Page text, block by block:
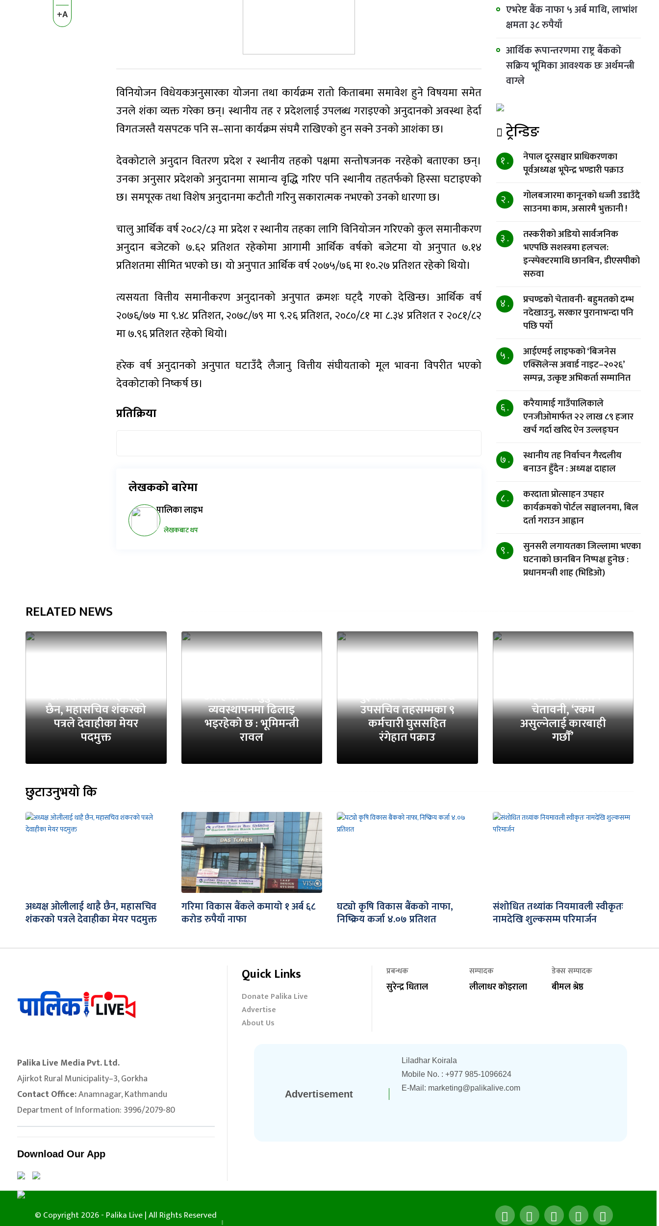
+A
विनियोजन विधेयकअनुसारका योजना तथा कार्यक्रम रातो किताबमा समावेश हुने विषयमा समेत
उनले शंका व्यक्त गरेका छन्। स्थानीय तह र प्रदेशलाई उपलब्ध गराइएको अनुदानको अवस्था हेर्दा
विगतजस्तै यसपटक पनि स–साना कार्यक्रम संघमै राखिएको हुन सक्ने उनको आशंका छ।
देवकोटाले अनुदान वितरण प्रदेश र स्थानीय तहको पक्षमा सन्तोषजनक नरहेको बताएका छन्।
उनका अनुसार प्रदेशको अनुदानमा सामान्य वृद्धि गरिए पनि स्थानीय तहतर्फको हिस्सा घटाइएको
छ। समपूरक तथा विशेष अनुदानमा कटौती गरिनु सकारात्मक नभएको उनको धारणा छ।
चालु आर्थिक वर्ष २०८२/८३ मा प्रदेश र स्थानीय तहका लागि विनियोजन गरिएको कुल समानीकरण
अनुदान बजेटको ७.६२ प्रतिशत रहेकोमा आगामी आर्थिक वर्षको बजेटमा यो अनुपात ७.१४
प्रतिशतमा सीमित भएको छ। यो अनुपात आर्थिक वर्ष २०७५/७६ मा १०.२७ प्रतिशत रहेको थियो।
त्यसयता वित्तीय समानीकरण अनुदानको अनुपात क्रमशः घट्दै गएको देखिन्छ। आर्थिक वर्ष
२०७६/७७ मा ९.४८ प्रतिशत, २०७८/७९ मा ९.२६ प्रतिशत, २०८०/८१ मा ८.३४ प्रतिशत र २०८१/८२
मा ७.९६ प्रतिशत रहेको थियो।
हरेक वर्ष अनुदानको अनुपात घटाउँदै लैजानु वित्तीय संघीयताको मूल भावना विपरीत भएको
देवकोटाको निष्कर्ष छ।
प्रतिक्रिया
लेखकको बारेमा
पालिका लाइभ
लेखकबाट थप
एभरेष्ट बैंक नाफा ५ अर्ब माथि, लाभांश
क्षमता ३८ रुपैयाँ
आर्थिक रूपान्तरणमा राष्ट्र बैंकको
सक्रिय भूमिका आवश्यक छः अर्थमन्त्री
वाग्ले
ट्रेन्डिङ
१ .
नेपाल दूरसञ्चार प्राधिकरणका
पूर्वअध्यक्ष भूपेन्द्र भण्डारी पक्राउ
२ .
गोलबजारमा कानूनको धज्जी उडाउँदै
साउनमा काम, असारमै भुक्तानी !
३ .
तस्करीको अडियो सार्वजनिक
भएपछि सशस्त्रमा हलचल:
इन्स्पेक्टरमाथि छानबिन, डीएसपीको
सरुवा
४ .
प्रचण्डको चेतावनी- बहुमतको दम्भ
नदेखाउनु, सरकार पुरानाभन्दा पनि
पछि पर्यो
५ .
आईएमई लाइफको ‘बिजनेस
एक्सिलेन्स अवार्ड नाइट–२०२६’
सम्पन्न, उत्कृष्ट अभिकर्ता सम्मानित
६ .
करैयामाई गाउँपालिकाले
एनजीओमार्फत २२ लाख ८९ हजार
खर्च गर्दा खरिद ऐन उल्लङ्घन
७ .
स्थानीय तह निर्वाचन गैरदलीय
बनाउन हुँदैन : अध्यक्ष दाहाल
८ .
करदाता प्रोत्साहन उपहार
कार्यक्रमको पोर्टल सञ्चालनमा, बिल
दर्ता गराउन आह्वान
९ .
सुनसरी लगायतका जिल्लामा भएका
घटनाको छानबिन निष्पक्ष हुनेछ :
प्रधानमन्त्री शाह (भिडिओ)
RELATED NEWS
अध्यक्ष ओलीलाई थाहै
छैन, महासचिव शंकरको
पत्रले देवाहीका मेयर
पदमुक्त
असहयोगले सुकुम्वासी
व्यवस्थापनमा ढिलाइ
भइरहेकाे छ : भूमिमन्त्री
रावल
दुई सातामै खरिदारदेखि
उपसचिव तहसम्मका ९
कर्मचारी घुससहित
रंगेहात पक्राउ
बढेपछि समितिको
चेतावनी, ‘रकम
असुल्नेलाई कारबाही
गर्छाैं’
छुटाउनुभयो कि
अध्यक्ष ओलीलाई थाहै छैन, महासचिव
शंकरको पत्रले देवाहीका मेयर पदमुक्त
गरिमा विकास बैंकले कमायो १ अर्ब ६८
करोड रुपैयाँ नाफा
घट्यो कृषि विकास बैंकको नाफा,
निष्क्रिय कर्जा ४.०७ प्रतिशत
संशोधित तथ्यांक नियमावली स्वीकृतः
नामदेखि शुल्कसम्म परिमार्जन
Palika Live Media Pvt. Ltd.
Ajirkot Rural Municipality–3, Gorkha
Contact Office:Anamnagar, Kathmandu
Department of Information: 3996/2079-80
Download Our App
Quick Links
Donate Palika Live
Advertise
About Us
प्रबन्धक
सुरेन्द्र धिताल
सम्पादक
लीलाधर काेइराला
डेक्स सम्पादक
बीमल श्रेष्ठ
Advertisement
Liladhar Koirala
Mobile No. : +977 985-1096624
E-Mail: marketing@palikalive.com
© Copyright 2026 - Palika Live | All Rights Reserved